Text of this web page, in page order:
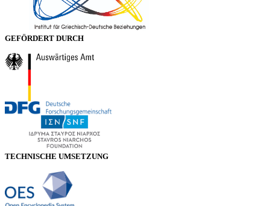
GEFÖRDERT DURCH
TECHNISCHE UMSETZUNG